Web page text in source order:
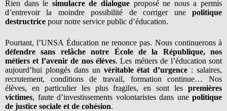
Rien dans le simulacre de dialogue proposé ne nous a permis
d’entrevoir la moindre possibilité de corriger une politique
destructrice pour notre service public d’éducation.
Pourtant, l’UNSA Éducation ne renonce pas. Nous continuerons à
défendre sans relâche notre École de la République, nos
métiers et l’avenir de nos élèves. Les métiers de l’éducation sont
aujourd’hui plongés dans un véritable état d’urgence : salaires,
recrutement, conditions de travail, formation continue… Nos
élèves, en particulier les plus fragiles, en sont les premières
victimes, faute d’investissements volontaristes dans une politique
de justice sociale et de cohésion.